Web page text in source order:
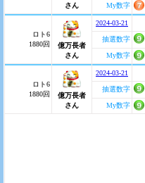
さん
My数字
ロト6
1880回
億万長者
さん
2024-03-21
抽選数字
My数字
ロト6
1880回
億万長者
さん
2024-03-21
抽選数字
My数字